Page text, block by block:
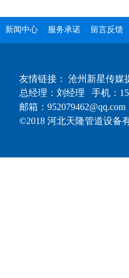
新闻中心 服务承诺 留言反馈
友情链接： 沧州新星传媒
总经理：刘经理 手机：
邮箱：952079462@qq.com
©2018 河北天隆管道设